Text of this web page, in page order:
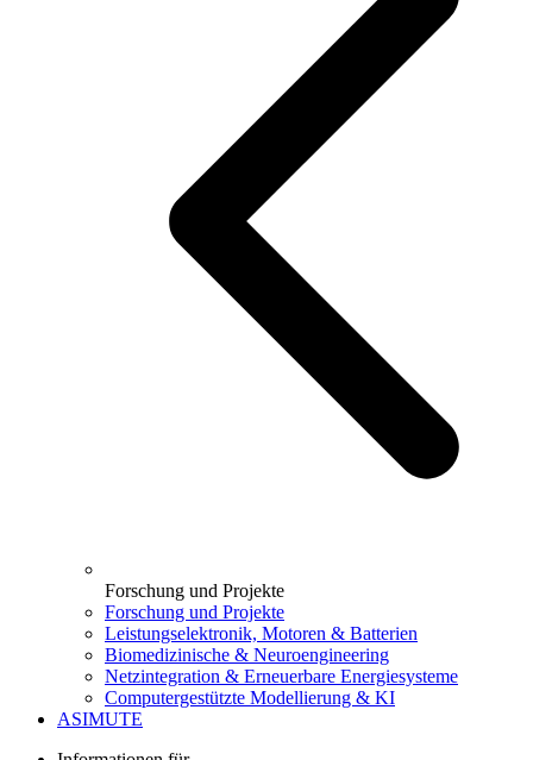
Forschung und Projekte
Forschung und Projekte
Leistungselektronik, Motoren & Batterien
Biomedizinische & Neuroengineering
Netzintegration & Erneuerbare Energiesysteme
Computergestützte Modellierung & KI
ASIMUTE